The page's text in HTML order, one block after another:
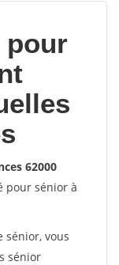
pour
62000
pour sénior à
vous
sénior